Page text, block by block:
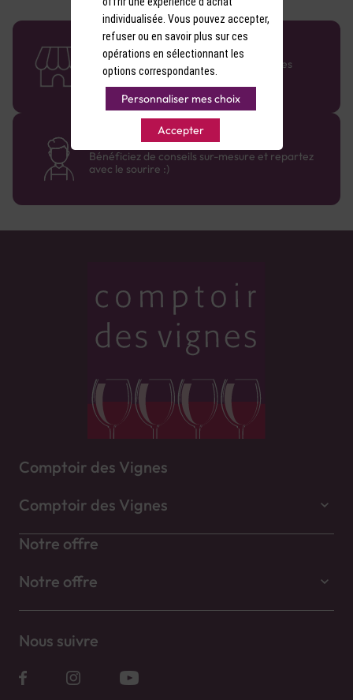
58 caves en France
Retrouvez le réseau Comptoir des Vignes
partout en France !
Des cavistes à votre écoute
Bénéficiez de conseils sur-mesure et repartez
avec le sourire :)
Comptoir des Vignes
Comptoir des Vignes
Notre offre
Notre offre
Nous suivre
individualisée. Vous pouvez accepter,
refuser ou en savoir plus sur ces
opérations en sélectionnant les
options correspondantes.
Personnaliser mes choix
Accepter